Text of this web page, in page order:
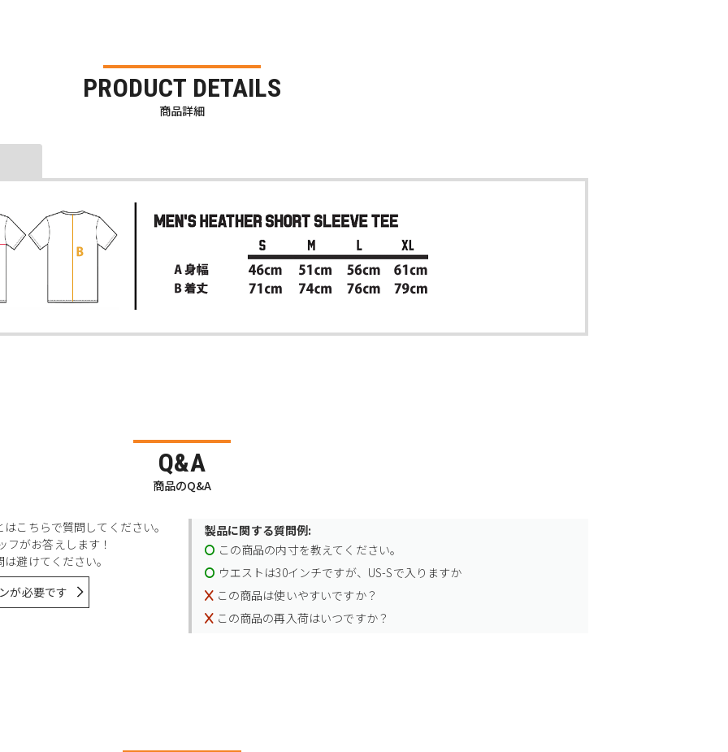
PRODUCT DETAILS
商品詳細
Q&A
商品のQ&A
こちらで質問してください。
フがお答えします！
避けてください。
が必要です
製品に関する質問例:
この商品の内寸を教えてください。
ウエストは30インチですが、US-Sで入りますか
この商品は使いやすいですか？
この商品の再入荷はいつですか？